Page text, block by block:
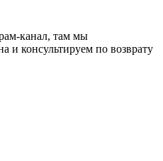
канал, там мы
и консультируем по возврату